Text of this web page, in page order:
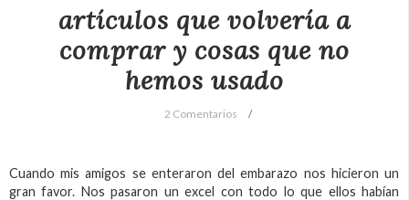
artículos que volvería a
comprar y cosas que no
hemos usado
2 Comentarios
Cuando mis amigos se enteraron del embarazo nos hicieron un
gran favor. Nos pasaron un excel con todo lo que ellos habían